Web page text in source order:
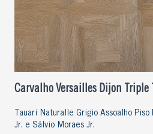
Carvalho Versailles Dijon Triple
Tauari Naturalle Grigio Assoalho
Jr. e Sálvio Moraes Jr.